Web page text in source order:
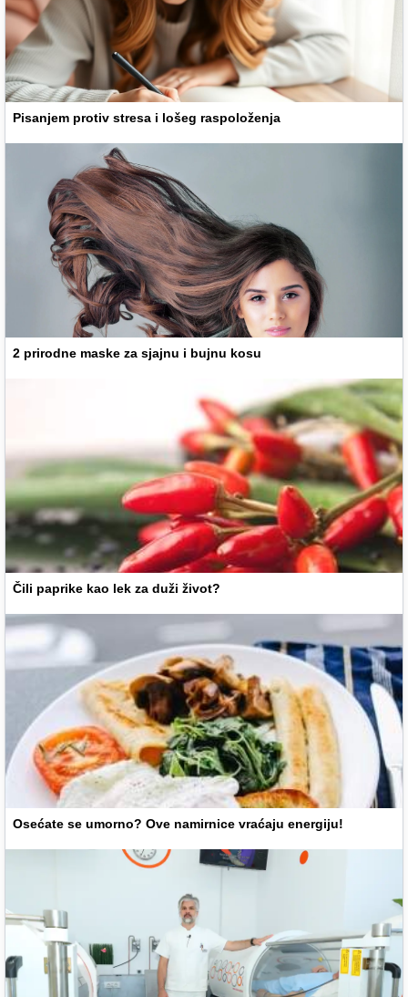
Pisanjem protiv stresa i lošeg raspoloženja
2 prirodne maske za sjajnu i bujnu kosu
Čili paprike kao lek za duži život?
Osećate se umorno? Ove namirnice vraćaju energiju!